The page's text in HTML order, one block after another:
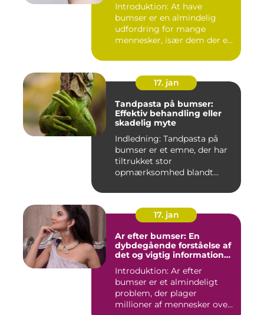
Introduktion: At have
bumser er en almindelig
udfordring for mange
mennesker, især dem der er
17. jan
Tandpasta på bumser:
Effektiv behandling eller
skadelig myte
Indledning: Tandpasta på
bumser er et emne, der har
tiltrukket stor
opmærksomhed blandt
17. jan
Ar efter bumser: En
dybdegående forståelse af
det og vigtig information
Introduktion: Ar efter
bumser er et almindeligt
problem, der plager
millioner af mennesker over